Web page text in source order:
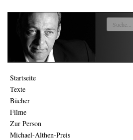
Startseite
Texte
Bücher
Filme
Zur Person
Michael-Althen-Preis